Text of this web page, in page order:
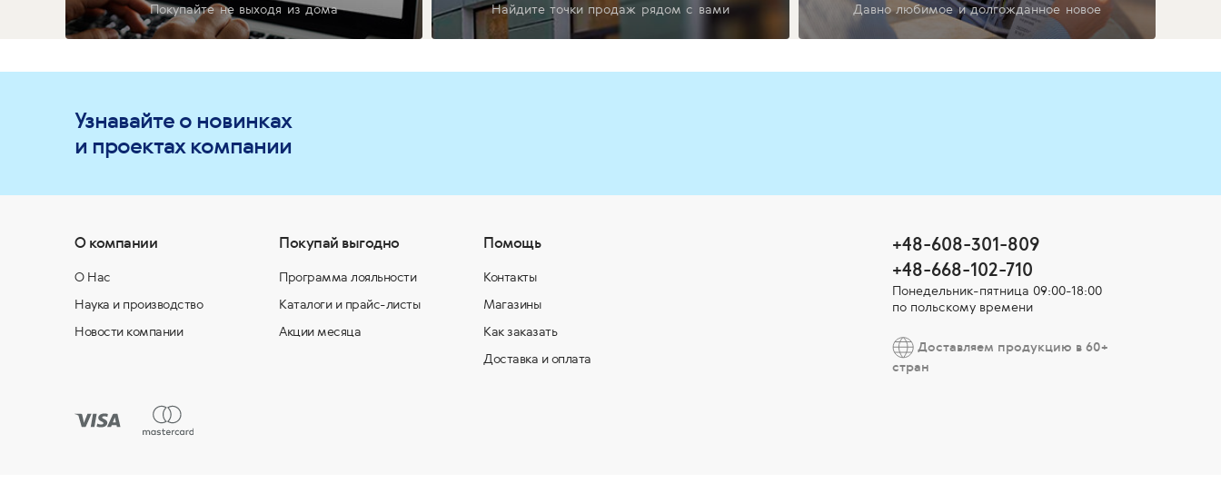
Покупайте не выходя из дома Найдите точки продаж рядом с вами Давно любимое и долгожданное новое
Узнавайте о новинках
и проектах компании
О компании
О Нас
Наука и производство
Новости компании
Покупай выгодно
Программа лояльности
Каталоги и прайс-листы
Акции месяца
Помощь
Контакты
Магазины
Как заказать
Доставка и оплата
+48-608-301-809
+48-668-102-710
Понедельник-пятница 09:00-18:00
по польскому времени
Доставляем продукцию в 60+
стран